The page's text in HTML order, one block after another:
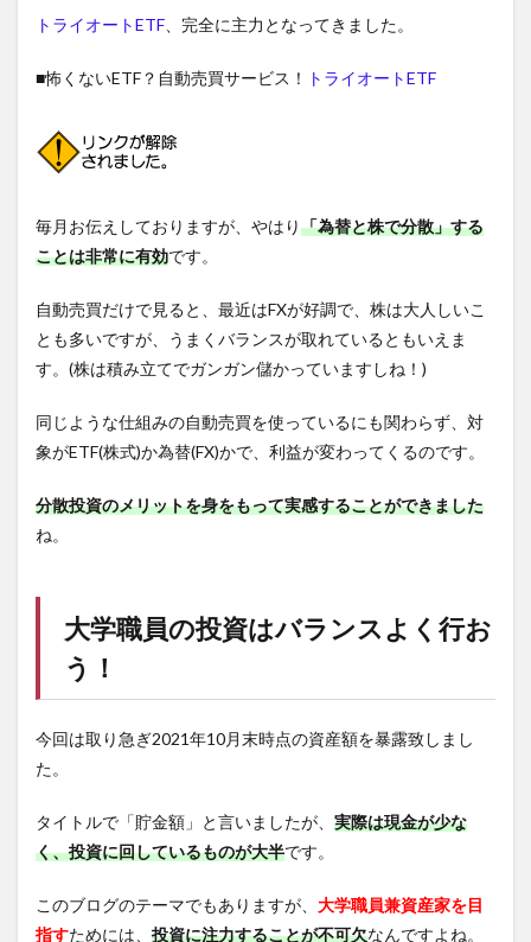
トライオートETF 、完全に主力となってきました。
■怖くないETF？自動売買サービス！ トライオートETF
毎月お伝えしておりますが、やはり「為替と株で分散」する
ことは非常に有効です。
自動売買だけで見ると、最近はFXが好調で、株は大人しいこ
とも多いですが、うまくバランスが取れているともいえま
す。(株は積み立てでガンガン儲かっていますしね！)
同じような仕組みの自動売買を使っているにも関わらず、対
象がETF(株式)か為替(FX)かで、利益が変わってくるのです。
分散投資のメリットを身をもって実感することができました
ね。
大学職員の投資はバランスよく行お
う！
今回は取り急ぎ2021年10月末時点の資産額を暴露致しまし
た。
タイトルで「貯金額」と言いましたが、 実際は現金が少な
く、投資に回しているものが大半です。
このブログのテーマでもありますが、 大学職員兼資産家を目
指すためには、 投資に注力することが不可欠なんですよね。